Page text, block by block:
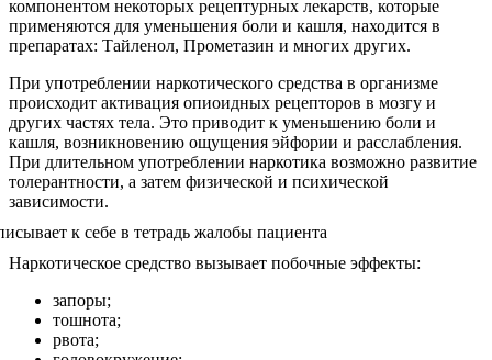
компонентом некоторых рецептурных лекарств, которые
применяются для уменьшения боли и кашля, находится в
препаратах: Тайленол, Прометазин и многих других.
При употреблении наркотического средства в организме
происходит активация опиоидных рецепторов в мозгу и
других частях тела. Это приводит к уменьшению боли и
кашля, возникновению ощущения эйфории и расслабления.
При длительном употреблении наркотика возможно развитие
толерантности, а затем физической и психической
зависимости.
Наркотическое средство вызывает побочные эффекты:
запоры;
тошнота;
рвота;